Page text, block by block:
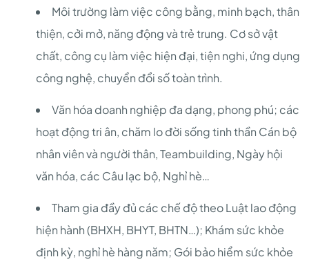
Môi trường làm việc công bằng, minh bạch, thân
thiện, cởi mở, năng động và trẻ trung. Cơ sở vật
chất, công cụ làm việc hiện đại, tiện nghi, ứng dụng
công nghệ, chuyển đổi số toàn trình.
Văn hóa doanh nghiệp đa dạng, phong phú; các
hoạt động tri ân, chăm lo đời sống tinh thần Cán bộ
nhân viên và người thân, Teambuilding, Ngày hội
văn hóa, các Câu lạc bộ, Nghỉ hè…
Tham gia đầy đủ các chế độ theo Luật lao động
hiện hành (BHXH, BHYT, BHTN…); Khám sức khỏe
định kỳ, nghỉ hè hàng năm; Gói bảo hiểm sức khỏe